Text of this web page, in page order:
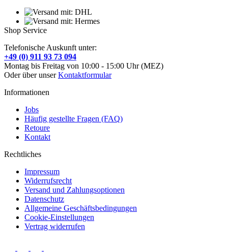
Shop Service
Telefonische Auskunft unter:
+49 (0) 911 93 73 094
Montag bis Freitag von 10:00 - 15:00 Uhr (MEZ)
Oder über unserKontaktformular
Informationen
Jobs
Häufig gestellte Fragen (FAQ)
Retoure
Kontakt
Rechtliches
Impressum
Widerrufsrecht
Versand und Zahlungsoptionen
Datenschutz
Allgemeine Geschäftsbedingungen
Cookie-Einstellungen
Vertrag widerrufen